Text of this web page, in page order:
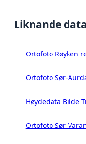
Liknande
Ortofoto Røyken
Ortofoto Sør-
Høydedata Bilde
Ortofoto Sør-